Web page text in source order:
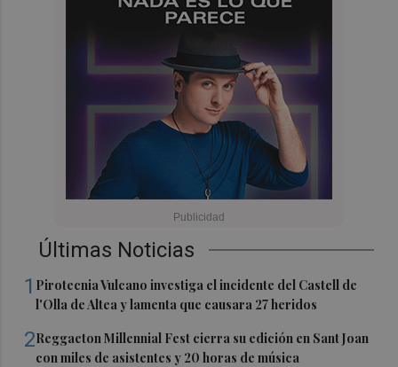
Últimas Noticias
1 Pirotecnia Vulcano investiga el incidente del Castell de
l'Olla de Altea y lamenta que causara 27 heridos
2Reggaeton Millennial Fest cierra su edición en Sant Joan
con miles de asistentes y 20 horas de música